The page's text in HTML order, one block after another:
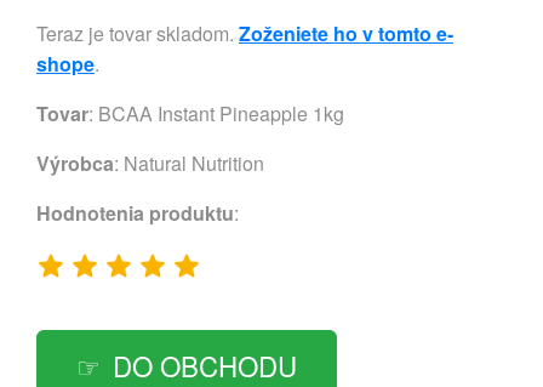
Teraz je tovar skladom. Zoženiete ho v tomto e-
shope.
Tovar: BCAA Instant Pineapple 1kg
Výrobca: Natural Nutrition
Hodnotenia produktu:
DO OBCHODU